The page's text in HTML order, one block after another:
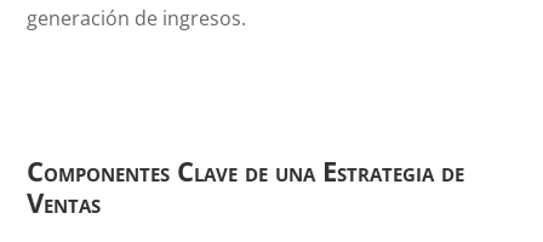
generación de ingresos.
Componentes Clave de una Estrategia de
Ventas